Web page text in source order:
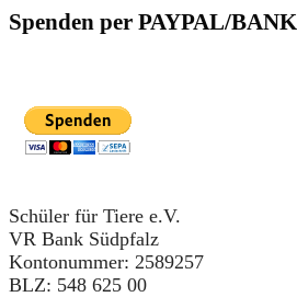
Spenden per PAYPAL/BANK
Schüler für Tiere e.V.
VR Bank Südpfalz
Kontonummer: 2589257
BLZ: 548 625 00